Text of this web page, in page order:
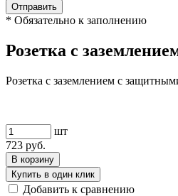
Отправить
* Обязательно к заполнению
Розетка с
Розетка с заземлением с
шт
723 руб.
В корзину
Купить в один клик
Добавить к сравнению